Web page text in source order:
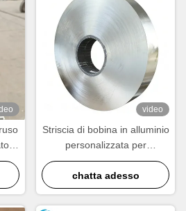
video
Striscia di bobina in alluminio
personalizzata per
condensatore radiatore con
elevata conducibilità termica
chatta adesso